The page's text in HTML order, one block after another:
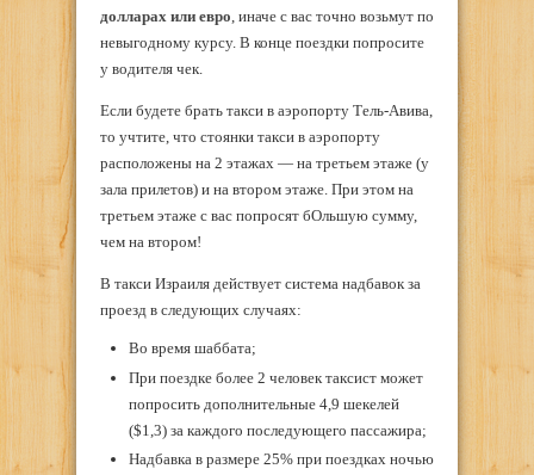
долларах или евро , иначе с вас точно возьмут по
невыгодному курсу. В конце поездки попросите
у водителя чек.
Если будете брать такси в аэропорту Тель-Авива,
то учтите, что стоянки такси в аэропорту
расположены на 2 этажах — на третьем этаже (у
зала прилетов) и на втором этаже. При этом на
третьем этаже с вас попросят бОльшую сумму,
чем на втором!
В такси Израиля действует система надбавок за
проезд в следующих случаях:
Во время шаббата;
При поездке более 2 человек таксист может
попросить дополнительные 4,9 шекелей
($1,3)за каждого последующего пассажира;
Надбавка в размере 25% при поездках ночью